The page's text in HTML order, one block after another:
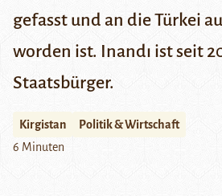
gefasst und an die Türkei
worden ist. Inandı ist seit
Staatsbürger.
Kirgistan
Politik & Wirtschaft
6 Minuten